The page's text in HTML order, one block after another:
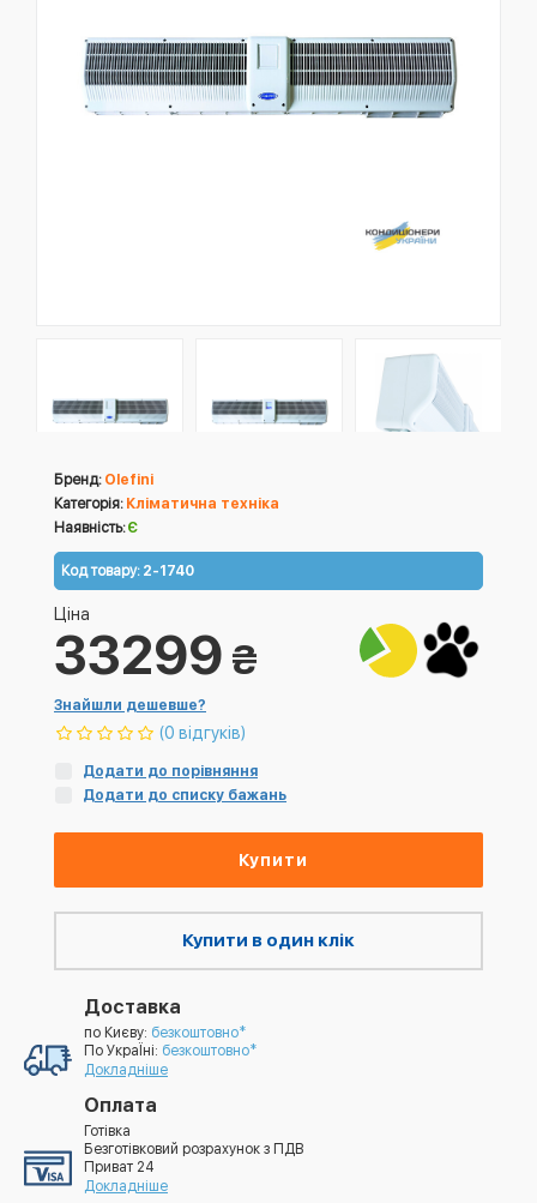
Бренд: Olefini
Категорія: Кліматична техніка
Наявність:Є
Код товару: 2-1740
Ціна
33299 ₴
Знайшли дешевше?
(0 відгуків)
Додати до порівняння
Додати до списку бажань
Купити
Купити в один клік
Доставка
по Києву: безкоштовно*
По УкраЇні: безкоштовно*
Докладніше
Оплата
Готівка
Безготівковий розрахунок з ПДВ
Приват 24
Докладніше